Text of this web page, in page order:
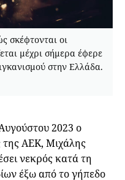
σκέφτονται οι
μέχρι σήμερα έφερε
στην Ελλάδα.
2023 ο
της ΑΕΚ, Μιχάλης
νεκρός κατά τη
έξω από το γήπεδο